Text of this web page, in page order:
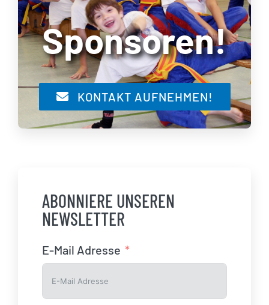
Sponsoren!
KONTAKT AUFNEHMEN!
ABONNIERE UNSEREN
NEWSLETTER
E-Mail Adresse